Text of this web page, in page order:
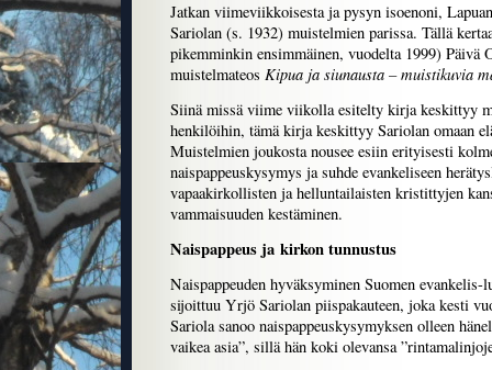
Jatkan viimeviikkoisesta ja pysyn isoenoni,
Sariolan (s. 1932) muistelmien parissa. Tällä
pikemminkin ensimmäinen, vuodelta 1999) Päivä
muistelmateos Kipua ja siunausta – muistikuvia
Siinä missä viime viikolla esitelty kirja keskittyy
henkilöihin, tämä kirja keskittyy Sariolan omaan
Muistelmien joukosta nousee esiin erityisesti
naispappeuskysymys ja suhde evankeliseen
vapaakirkollisten ja helluntailaisten kristittyjen
vammaisuuden kestäminen.
Naispappeus ja kirkon tunnustus
Naispappeuden hyväksyminen Suomen evankelis-
sijoittuu Yrjö Sariolan piispakauteen, joka kesti
Sariola sanoo naispappeuskysymyksen olleen
vaikea asia”, sillä hän koki olevansa